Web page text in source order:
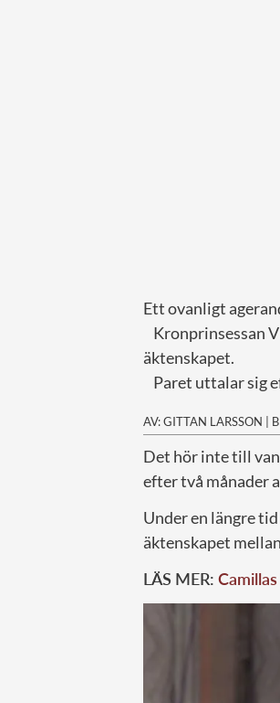
Ett ovanligt
Kronprinsessan
äktenskapet.
Paret uttalar sig
AV: GITTAN LARSSON |
Det hör inte till
efter två månader
Under en längre
äktenskapet
LÄS MER: